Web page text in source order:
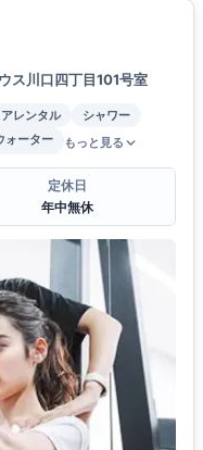
ス川口四丁目101号室
レンタル
シャワー
ォーター もっと見る
定休日
年中無休